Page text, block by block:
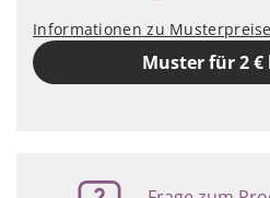
Informationen zu
Muster für 2 €